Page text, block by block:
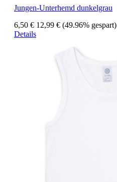
Jungen-Unterhemd dunkelgrau
6,50 € 12,99 € (49.96% gespart)
Details